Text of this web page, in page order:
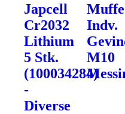
Japcell
Cr2032
Lithium
5 Stk.
(100034284)
-
Diverse
Muffe
Indv.
M10